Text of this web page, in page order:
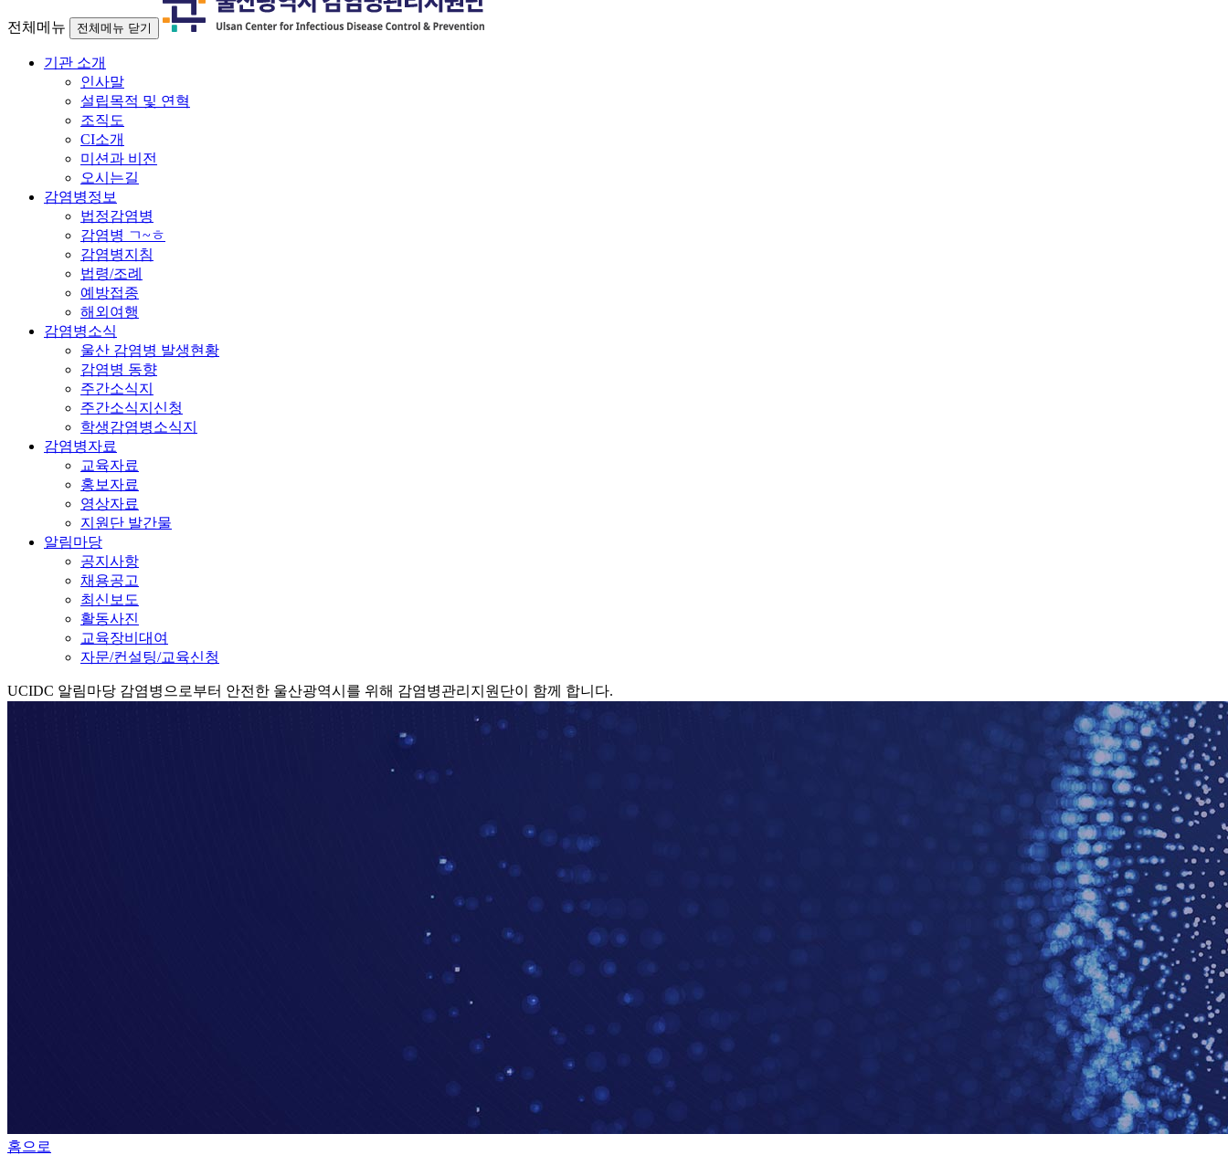
전체메뉴 전체메뉴 닫기
기관 소개
인사말
설립목적 및 연혁
조직도
CI소개
미션과 비전
오시는길
감염병정보
법정감염병
감염병 ㄱ~ㅎ
감염병지침
법령/조례
예방접종
해외여행
감염병소식
울산 감염병 발생현황
감염병 동향
주간소식지
주간소식지신청
학생감염병소식지
감염병자료
교육자료
홍보자료
영상자료
지원단 발간물
알림마당
공지사항
채용공고
최신보도
활동사진
교육장비대여
자문/컨설팅/교육신청
UCIDC 알림마당 감염병으로부터 안전한 울산광역시를 위해 감염병관리지원단이 함께 합니다.
홈으로